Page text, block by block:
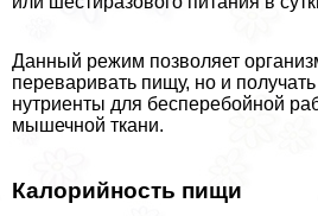
Данный режим позволяет
переваривать пищу, но и
нутриенты для бесперебойной
мышечной ткани.
Калорийность пищи